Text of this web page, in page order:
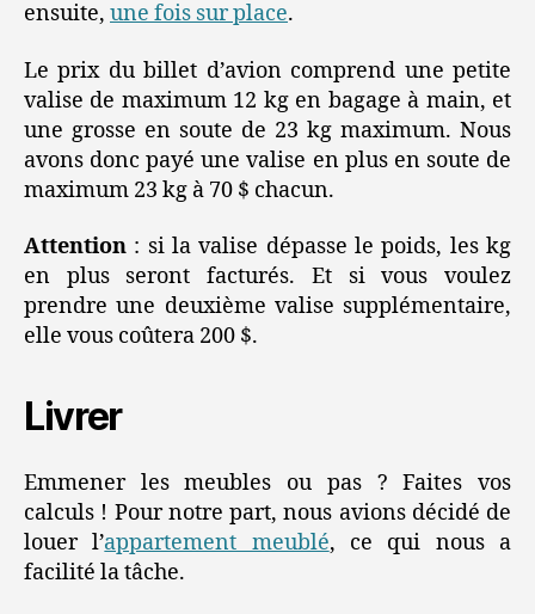
ensuite, une fois sur place.
Le prix du billet d’avion comprend une petite
valise de maximum 12 kg en bagage à main, et
une grosse en soute de 23 kg maximum. Nous
avons donc payé une valise en plus en soute de
maximum 23 kg à 70 $ chacun.
Attention : si la valise dépasse le poids, les kg
en plus seront facturés. Et si vous voulez
prendre une deuxième valise supplémentaire,
elle vous coûtera 200 $.
Livrer
Emmener les meubles ou pas ? Faites vos
calculs ! Pour notre part, nous avions décidé de
louer l’appartement meublé, ce qui nous a
facilité la tâche.